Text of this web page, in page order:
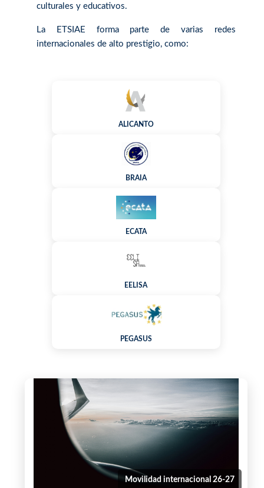
culturales y educativos.
La ETSIAE forma parte de varias redes
internacionales de alto prestigio, como:
ALICANTO
BRAIA
ECATA
EELISA
PEGASUS
Movilidad internacional 26-27